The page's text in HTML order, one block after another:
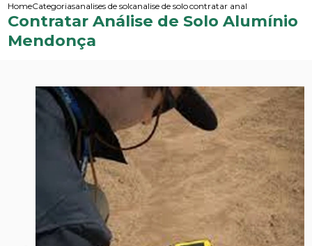
HomeCategoriasanalises de solos e sedimentos
analise de solo idealcontratar analise de solo
Contratar Análise de Solo Alumínio
Mendonça